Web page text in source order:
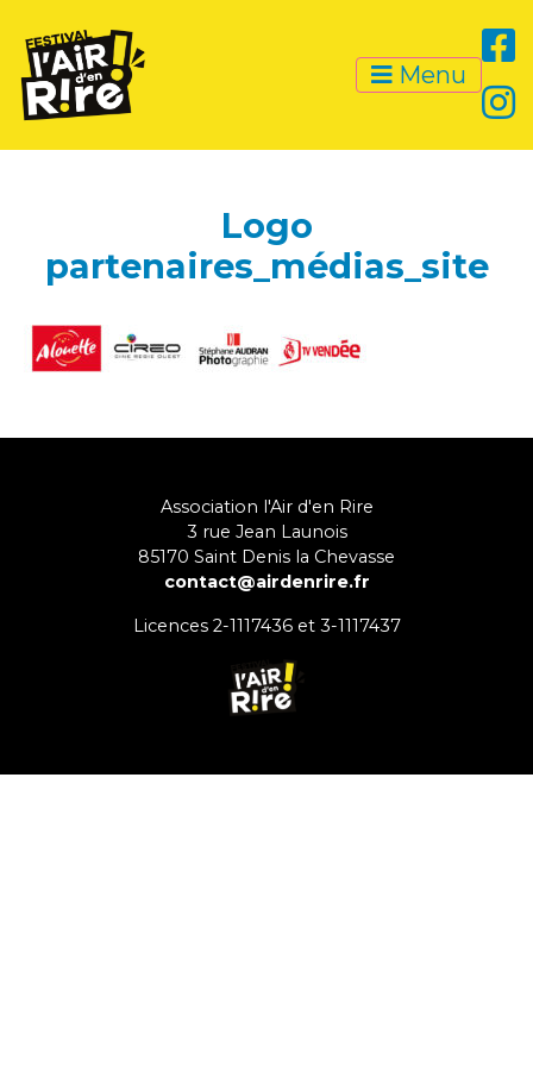
Menu
Logo
partenaires_médias_site
Association l'Air d'en Rire
3 rue Jean Launois
85170 Saint Denis la Chevasse
contact@airdenrire.fr
Licences 2-1117436 et 3-1117437